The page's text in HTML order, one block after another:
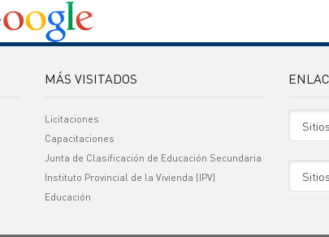
MÁS VISITADOS
Licitaciones
Capacitaciones
Junta de Clasificación de Educación Secundaria
Instituto Provincial de la Vivienda (IPV)
Educación